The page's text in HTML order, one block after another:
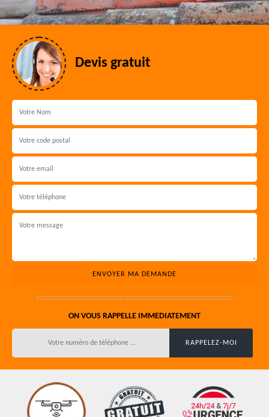
Devis gratuit
ON VOUS RAPPELLE IMMEDIATEMENT